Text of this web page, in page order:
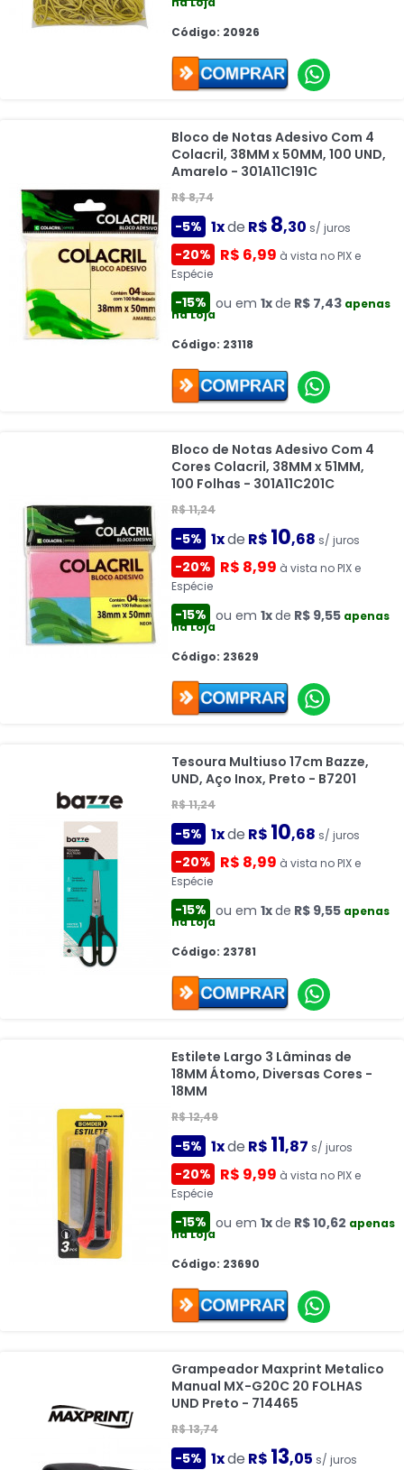
Código: 20926
Bloco de Notas Adesivo Com 4
Colacril, 38MM x 50MM, 100 UND,
Amarelo - 301A11C191C
R$ 8,74
-5% 1xde R$ 8,30 s/ juros
-20% R$ 6,99 à vista no PIX e
Espécie
-15% ou em 1xde R$ 7,43 apenas
na Loja
Código: 23118
Bloco de Notas Adesivo Com 4
Cores Colacril, 38MM x 51MM,
100 Folhas - 301A11C201C
R$ 11,24
-5% 1xde R$ 10,68 s/ juros
-20% R$ 8,99 à vista no PIX e
Espécie
-15% ou em 1xde R$ 9,55 apenas
na Loja
Código: 23629
Tesoura Multiuso 17cm Bazze,
UND, Aço Inox, Preto - B7201
R$ 11,24
-5% 1xde R$ 10,68 s/ juros
-20% R$ 8,99 à vista no PIX e
Espécie
-15% ou em 1xde R$ 9,55 apenas
na Loja
Código: 23781
Estilete Largo 3 Lâminas de
18MM Átomo, Diversas Cores -
18MM
R$ 12,49
-5% 1xde R$ 11,87 s/ juros
-20% R$ 9,99 à vista no PIX e
Espécie
-15% ou em 1xde R$ 10,62 apenas
na Loja
Código: 23690
Grampeador Maxprint Metalico
Manual MX-G20C 20 FOLHAS
UND Preto - 714465
R$ 13,74
-5% 1xde R$ 13,05 s/ juros